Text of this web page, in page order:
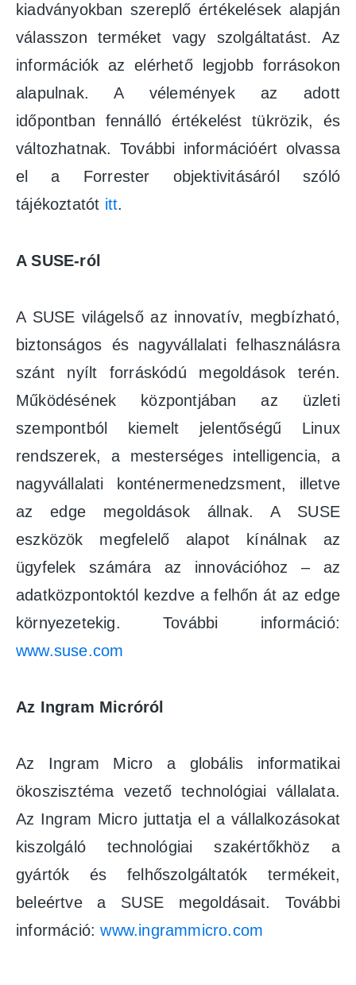
kiadványokban szereplő értékelések alapján
válasszon terméket vagy szolgáltatást. Az
információk az elérhető legjobb forrásokon
alapulnak. A vélemények az adott
időpontban fennálló értékelést tükrözik, és
változhatnak. További információért olvassa
el a Forrester objektivitásáról szóló
tájékoztatót itt.
A SUSE-ról
A SUSE világelső az innovatív, megbízható,
biztonságos és nagyvállalati felhasználásra
szánt nyílt forráskódú megoldások terén.
Működésének központjában az üzleti
szempontból kiemelt jelentőségű Linux
rendszerek, a mesterséges intelligencia, a
nagyvállalati konténermenedzsment, illetve
az edge megoldások állnak. A SUSE
eszközök megfelelő alapot kínálnak az
ügyfelek számára az innovációhoz – az
adatközpontoktól kezdve a felhőn át az edge
környezetekig. További információ:
www.suse.com
Az Ingram Micróról
Az Ingram Micro a globális informatikai
ökoszisztéma vezető technológiai vállalata.
Az Ingram Micro juttatja el a vállalkozásokat
kiszolgáló technológiai szakértőkhöz a
gyártók és felhőszolgáltatók termékeit,
beleértve a SUSE megoldásait. További
információ:www.ingrammicro.com